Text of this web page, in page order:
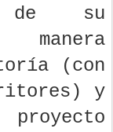
de su
(con
y